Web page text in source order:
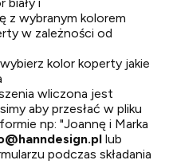
z wybranym kolorem
w zależności od
kolor koperty jakie
wliczona jest
aby przesłać w pliku
np: "Joannę i Marka
lub
podczas składania